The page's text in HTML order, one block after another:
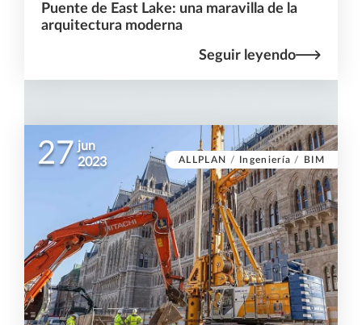
Puente de East Lake: una maravilla de la
arquitectura moderna
Seguir leyendo
ALLPLAN / Ingeniería / BIM
27 jun
2023